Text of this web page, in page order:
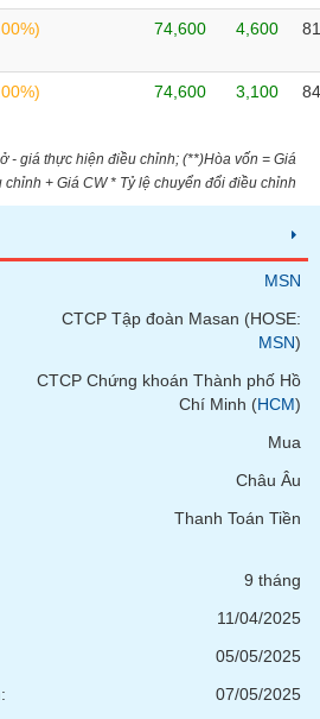
74,600 4,600
74,600 3,100
- giá thực hiện điều chỉnh; (**)Hòa vốn = Giá
+ Giá CW * Tỷ lệ chuyển đổi điều chỉnh
MSN
CTCP Tập đoàn Masan (HOSE:
MSN)
CTCP Chứng khoán Thành phố Hồ
Chí Minh (HCM)
Mua
Châu Âu
Thanh Toán Tiền
9 tháng
11/04/2025
05/05/2025
:
07/05/2025
Chỉ số Chứng chỉ quỹ Chứng
Người liên quan Cổ đông lớn